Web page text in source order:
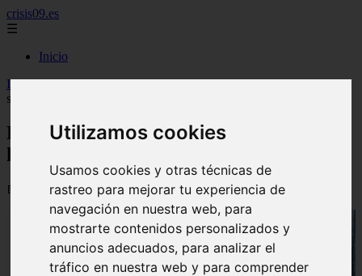
Utilizamos cookies
Usamos cookies y otras técnicas de
rastreo para mejorar tu experiencia de
navegación en nuestra web, para
mostrarte contenidos personalizados y
anuncios adecuados, para analizar el
tráfico en nuestra web y para comprender
crisis09.es
☰
Inicio
Inicio > economia >El precio del suelo urbano sube un 8,7 % hasta
su récord en 14 años
El precio del suelo urbano sube un 8,7 %
hasta su récord en 14 años
📅 24/06/2026